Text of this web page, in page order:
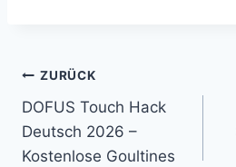
ZURÜCK
DOFUS Touch Hack
Deutsch 2026 –
Kostenlose Goultines